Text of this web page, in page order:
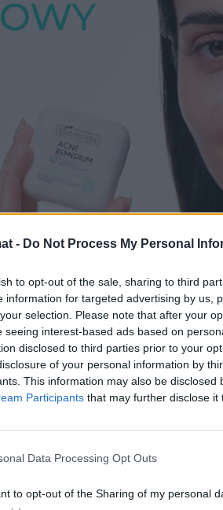
- Do Not Process My Personal
to opt-out of the sale, sharing to third
information for targeted advertising by us,
selection. Please note that after your
seeing interest-based ads based on
disclosed to third parties prior to your
of your personal information by
This information may also be disclosed
Participants that may further disclose it
Data Processing Opt Outs
to opt-out of the Sharing of my personal